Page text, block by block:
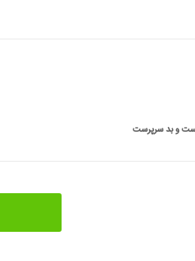
و بد سرپرست